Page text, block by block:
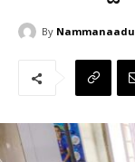
By Nammanaadu